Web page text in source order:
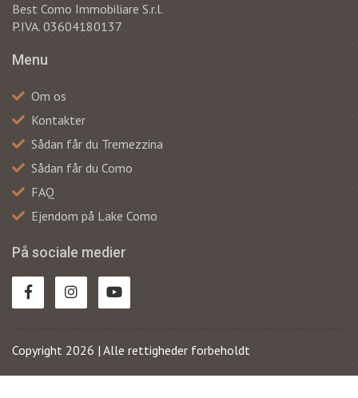
Best Como Immobiliare S.r.l.
P.IVA. 03604180137
Menu
Om os
Kontakter
Sådan får du Tremezzina
Sådan får du Como
FAQ
Ejendom på Lake Como
På sociale medier
Copyright 2026 | Alle rettigheder forbeholdt